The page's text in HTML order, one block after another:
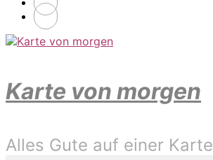
Karte von morgen
Alles Gute auf einer Karte